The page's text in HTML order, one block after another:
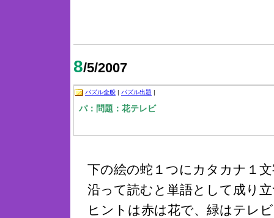
8/5/2007
パズル全般 | パズル出題 |
パ：問題：花テレビ
下の絵の蛇１つにカタカナ１
沿って読むと単語として成り
ヒントは赤は花で、緑はテレ